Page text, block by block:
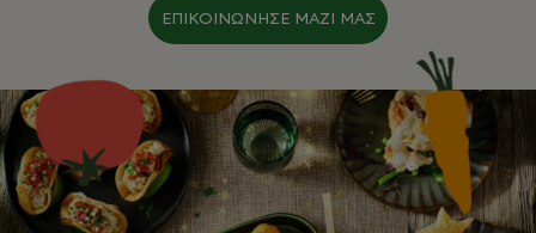
ΕΠΙΚΟΙΝΩΝΗΣΕ ΜΑΖΙ ΜΑΣ